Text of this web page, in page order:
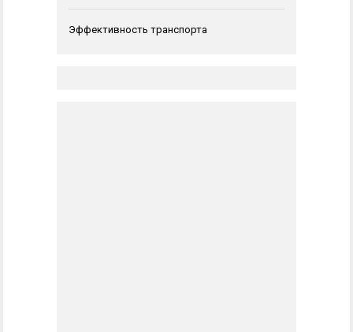
Эффективность транспорта